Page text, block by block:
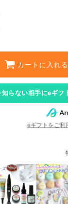
カートに入れる
知らない相手にeギフ
eギフトをご利